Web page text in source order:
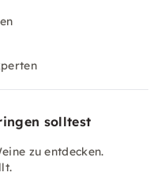
solltest
zu entdecken.